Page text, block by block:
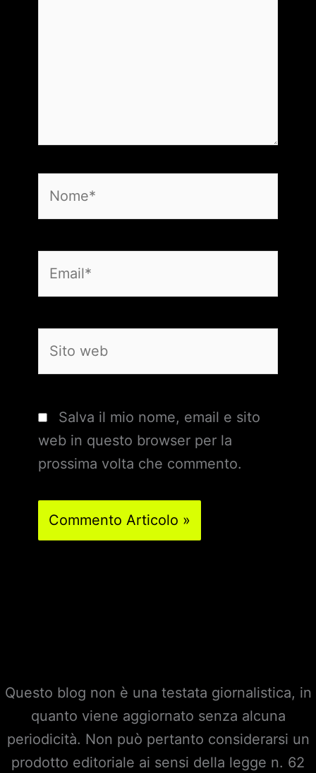
web
Salva il mio nome, email e sito
web in questo browser per la
prossima volta che commento.
Questo blog non è una testata giornalistica, in
quanto viene aggiornato senza alcuna
periodicità. Non può pertanto considerarsi un
prodotto editoriale ai sensi della legge n. 62